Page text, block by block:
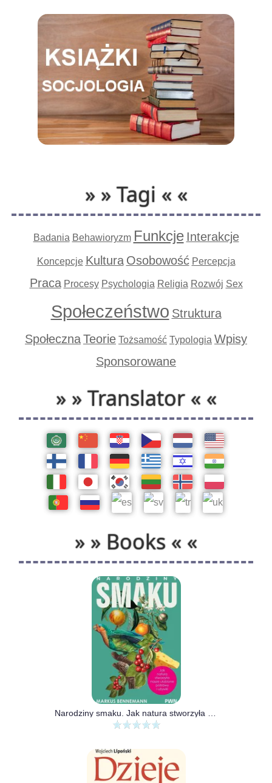
» » Tagi « «
Badania Behawioryzm Funkcje Interakcje
Koncepcje Kultura Osobowość Percepcja
Praca Procesy Psychologia Religia Rozwój Sex
Społeczeństwo Struktura
SpołecznaTeorie Tożsamość Typologia Wpisy
Sponsorowane
» » Translator « «
» » Books « «